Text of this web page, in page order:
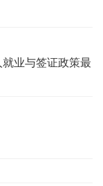
业与签证政策最